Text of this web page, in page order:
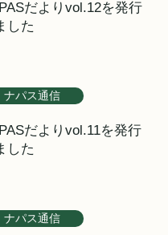
だよりvol.12を発行
した
ナパス通信
だよりvol.11を発行
した
ナパス通信